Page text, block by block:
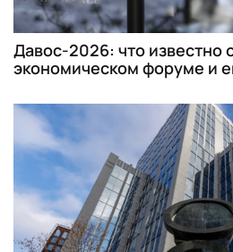
Давос-2026: что известно
экономическом форуме и